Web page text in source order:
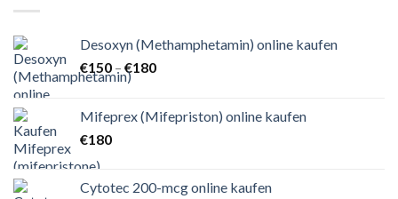
Desoxyn (Methamphetamin) online kaufen
€150 – €180Preisspanne:
€180
Mifeprex (Mifepriston) online kaufen
€180
Cytotec 200-mcg online kaufen